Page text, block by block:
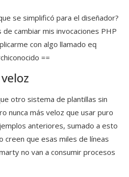
se simplificó para el diseñador?
cambiar mis invocaciones PHP
con algo llamado eq
==
otro sistema de plantillas sin
nunca más veloz que usar puro
anteriores, sumado a esto
creen que esas miles de líneas
no van a consumir procesos